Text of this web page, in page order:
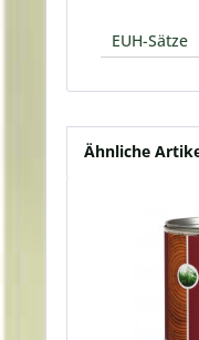
EUH-Sätze
Ähnliche